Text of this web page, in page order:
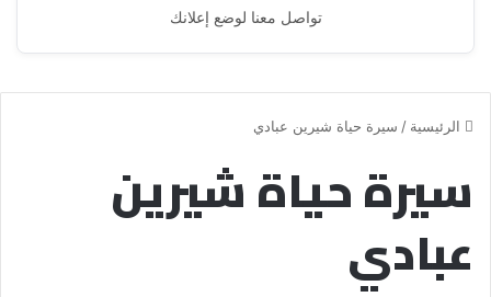
تواصل معنا لوضع إعلانك
الرئيسية / سيرة حياة شيرين عبادي
سيرة حياة شيرين
عبادي